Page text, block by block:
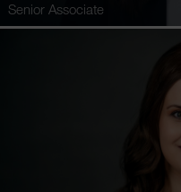
Senior Associate